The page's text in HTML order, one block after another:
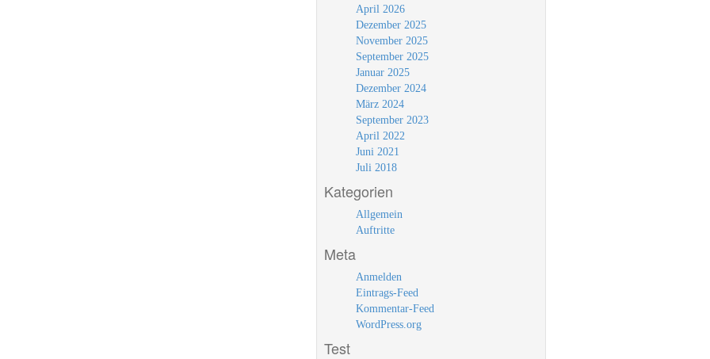
April 2026
Dezember 2025
November 2025
September 2025
Januar 2025
Dezember 2024
März 2024
September 2023
April 2022
Juni 2021
Juli 2018
Kategorien
Allgemein
Auftritte
Meta
Anmelden
Eintrags-Feed
Kommentar-Feed
WordPress.org
Test